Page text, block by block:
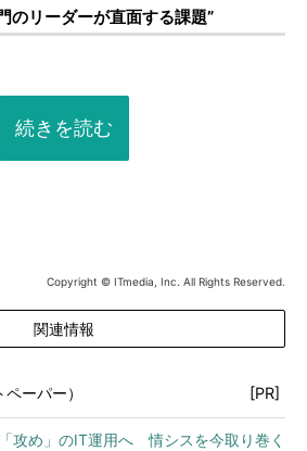
のリーダーが直面する課題”
続きを読む
Copyright © ITmedia, Inc. All Rights Reserved.
関連情報
ーパー） [PR]
攻め」のIT運用へ 情シスを今取り巻く